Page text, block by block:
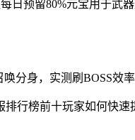
预留80%元宝用于武
分身，实测刷BOSS效